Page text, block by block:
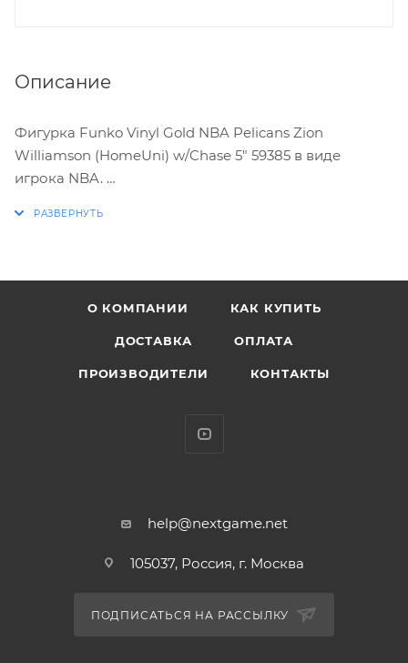
Описание
Фигурка Funko Vinyl Gold NBA Pelicans Zion
Williamson (HomeUni) w/Chase 5" 59385 в виде
игрока NBA.
* Материал: винил
* У фигурки есть сhase-версия
«Нью-Орлеан Пеликанс». Играет в амплуа тяжёлого
команду университета Дьюка «Дьюк Блю Девилз».
первым номером.
О КОМПАНИИ КАК КУПИТЬ
ДОСТАВКА ОПЛАТА
ПРОИЗВОДИТЕЛИ КОНТАКТЫ
help@nextgame.net
105037, Россия, г. Москва
ПОДПИСАТЬСЯ НА РАССЫЛКУ